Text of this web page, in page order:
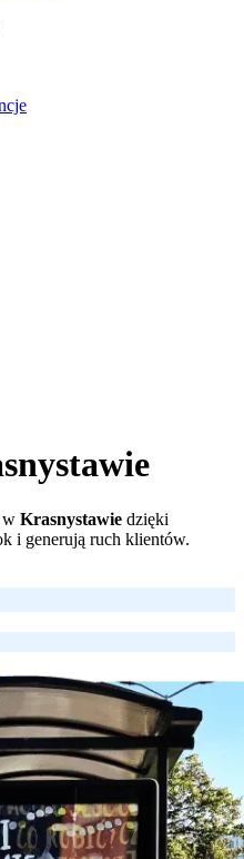
w Krasnystawie dzięki
i generują ruch klientów.